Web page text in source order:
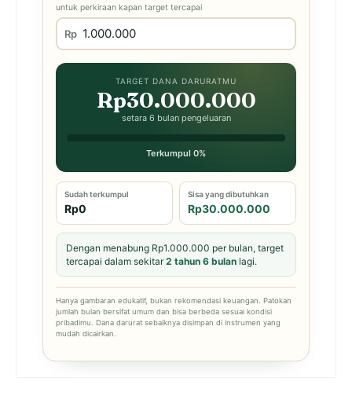
untuk perkiraan kapan target tercapai
Rp
TARGET DANA DARURATMU
Rp30.000.000
setara 6 bulan pengeluaran
Terkumpul 0%
Sudah terkumpul
Rp0
Sisa yang dibutuhkan
Rp30.000.000
Dengan menabung Rp1.000.000 per bulan, target
tercapai dalam sekitar2 tahun 6 bulan lagi.
Hanya gambaran edukatif, bukan rekomendasi keuangan. Patokan
jumlah bulan bersifat umum dan bisa berbeda sesuai kondisi
pribadimu. Dana darurat sebaiknya disimpan di instrumen yang
mudah dicairkan.